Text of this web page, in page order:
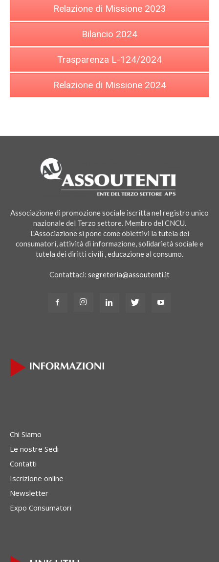
Relazione di Missione 2023
Bilancio 2024
Trasparenza L-124/2024
Relazione di Missione 2024
Associazione di promozione sociale iscritta nel registro unico
nazionale del Terzo settore. Membro del CNCU.
L'Associazione si pone come obiettivi la tutela dei
consumatori, attività di informazione, solidarietà sociale e
tutela dei diritti civili , educazione al consumo.
Contattaci: segreteria@assoutenti.it
Chi Siamo
Le nostre Sedi
Contatti
Iscrizione online
Newsletter
Expo Consumatori